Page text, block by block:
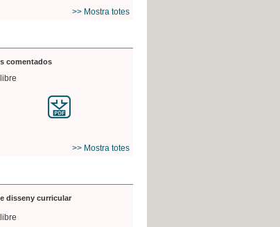
>> Mostra totes
comentados
>> Mostra totes
disseny curricular